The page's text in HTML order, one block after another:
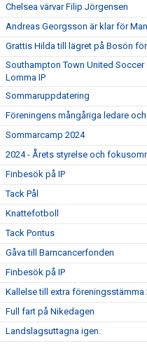
Chelsea värvar Filip Jörgensen
Andreas Georgsson är klar för
Grattis Hilda till lägret på Bosön
Southampton Town United
Lomma IP
Sommaruppdatering
Föreningens mångåriga ledare
Sommarcamp 2024
2024 - Årets styrelse och
Finbesök på IP
Tack Pål
Knattefotboll
Tack Pontus
Gåva till Barncancerfonden
Finbesök på IP
Kallelse till extra föreningsstämma
Full fart på Nikedagen
Landslagsuttagna igen.